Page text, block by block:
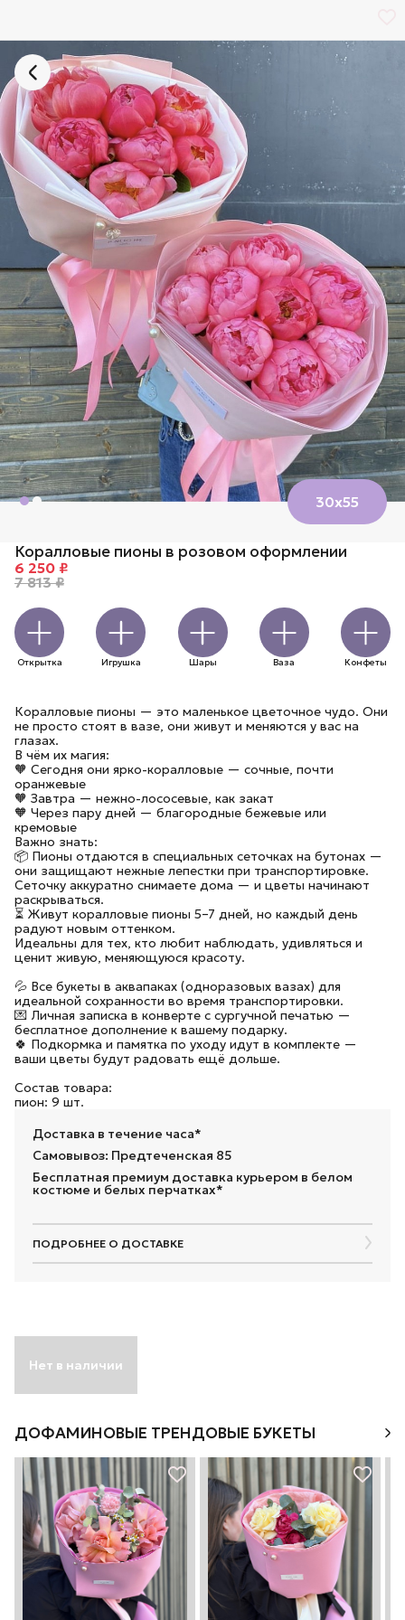
30х55
Коралловые пионы в розовом оформлении
6 250 ₽
7 813 ₽
Открытка Игрушка Шары Ваза Конфеты
Коралловые пионы — это маленькое цветочное чудо. Они
не просто стоят в вазе, они живут и меняются у вас на
глазах.
В чём их магия:
🧡 Сегодня они ярко-коралловые — сочные, почти
оранжевые
🧡 Завтра — нежно-лососевые, как закат
🧡 Через пару дней — благородные бежевые или
кремовые
Важно знать:
📦 Пионы отдаются в специальных сеточках на бутонах —
они защищают нежные лепестки при транспортировке.
Сеточку аккуратно снимаете дома — и цветы начинают
раскрываться.
⏳ Живут коралловые пионы 5–7 дней, но каждый день
радуют новым оттенком.
Идеальны для тех, кто любит наблюдать, удивляться и
ценит живую, меняющуюся красоту.
💦 Все букеты в аквапаках (одноразовых вазах) для
идеальной сохранности во время транспортировки.
💌 Личная записка в конверте с сургучной печатью —
бесплатное дополнение к вашему подарку.
🍀 Подкормка и памятка по уходу идут в комплекте —
ваши цветы будут радовать ещё дольше.
Состав товара:
пион: 9 шт.
Доставка в течение часа*
Самовывоз: Предтеченская 85
Бесплатная премиум доставка курьером в белом
костюме и белых перчатках*
ПОДРОБНЕЕ О ДОСТАВКЕ
Нет в наличии
ДОФАМИНОВЫЕ ТРЕНДОВЫЕ БУКЕТЫ